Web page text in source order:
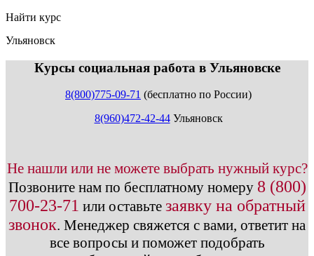
Найти курс
Ульяновск
Курсы социальная работа в Ульяновске
8(800)775-09-71 (бесплатно по России)
8(960)472-42-44Ульяновск
Не нашли или не можете выбрать нужный курс?
Позвоните нам по бесплатному номеру 8 (800)
700-23-71 или оставьте заявку на обратный
звонок. Менеджер свяжется с вами, ответит на
все вопросы и поможет подобрать